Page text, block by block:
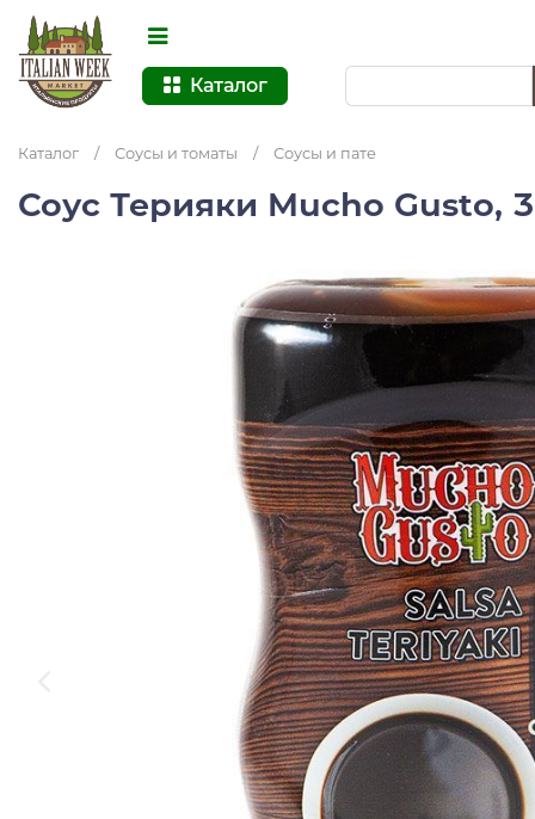
Каталог
Каталог / Соусы и томаты / Соусы и пате
Соус Терияки Mucho Gusto,